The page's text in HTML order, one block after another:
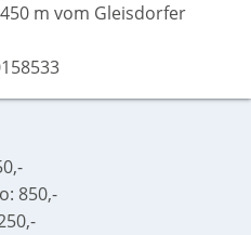
m vom Gleisdorfer
850,-